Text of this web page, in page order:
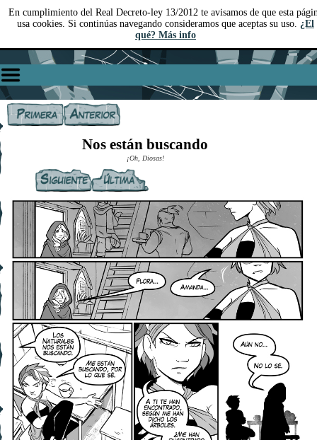
En cumplimiento del Real Decreto-ley 13/2012 te avisamos de que esta
usa cookies. Si continúas navegando consideramos que aceptas su uso. ¿El
qué? Más info
Nos están buscando
¡Oh, Diosas!